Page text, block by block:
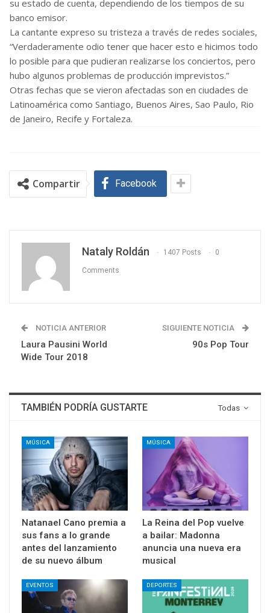
su estado de cuenta, dependiendo de los tiempos de su
banco emisor.
La cantante expreso su tristeza a través de redes sociales,
“Verdaderamente odio tener que hacer esto e hicimos todo
lo posible para que pudieran realizarse los conciertos, pero
hubo algunos problemas de producción imprevistos.”
Otras fechas que se vieron afectadas son en ciudades de
Latinoamérica como Santiago, Buenos Aires, Sao Paulo, Rio
de Janeiro, Recife y Fortaleza.
Compartir Facebook
Nataly Roldán 1407 Posts 0
Comments
NOTICIA ANTERIOR
Laura Pausini World
Wide Tour 2018
SIGUIENTE NOTICIA
90s Pop Tour
Todas
TAMBIÉN PODRÍA GUSTARTE
MÚSICA
Natanael Cano premia a
sus fans a lo grande
antes del lanzamiento
de su nuevo álbum
MÚSICA
La Reina del Pop vuelve
a bailar: Madonna
anuncia una nueva era
musical
EVENTOS DEPORTES